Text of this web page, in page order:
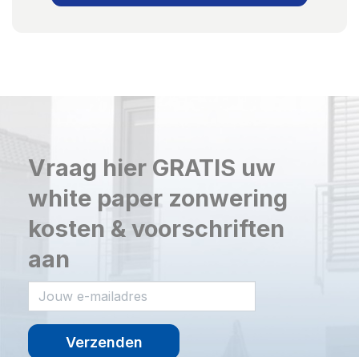
Vraag hier GRATIS uw
white paper zonwering
kosten & voorschriften
aan
Verzenden